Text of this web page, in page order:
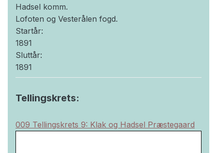
Hadsel komm.
Lofoten og Vesterålen fogd.
Startår:
1891
Sluttår:
1891
Tellingskrets:
009 Tellingskrets 9: Klak og Hadsel Præstegaard